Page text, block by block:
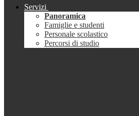
Servizi
Panoramica
Famiglie e studenti
Personale scolastico
Percorsi di studio